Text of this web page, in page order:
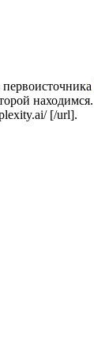
находимся.
[/url].